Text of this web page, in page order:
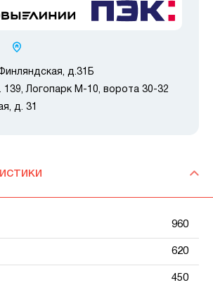
д.31Б
139, Логопарк М-10, ворота 30-32
д. 31
960
620
450